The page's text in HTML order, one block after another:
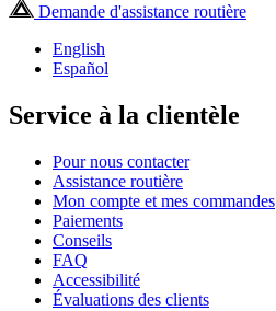
Demande d'assistance routière
English
Español
Service à la clientèle
Pour nous contacter
Assistance routière
Mon compte et mes commandes
Paiements
Conseils
FAQ
Accessibilité
Évaluations des clients